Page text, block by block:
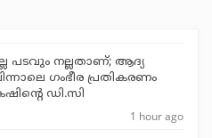
പടവും നല്ലതാണ്; ആദ്യ
ഗംഭീര പ്രതികരണം
ഡി.സി
1 hour ago